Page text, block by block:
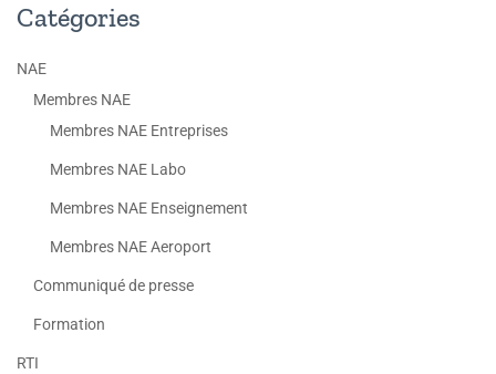
Catégories
NAE
Membres NAE
Membres NAE Entreprises
Membres NAE Labo
Membres NAE Enseignement
Membres NAE Aeroport
Communiqué de presse
Formation
RTI